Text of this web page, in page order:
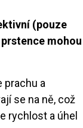
(pouze
mohou
prachu a
se na ně, což
rychlost a úhel